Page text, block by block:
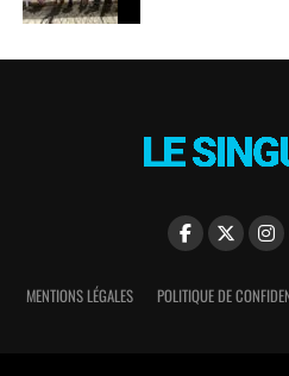
MENTIONS LÉGALES POLITIQUE DE